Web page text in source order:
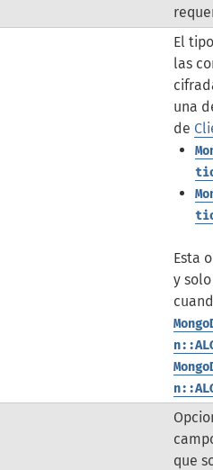
El
las
una
de
Esta
y
que